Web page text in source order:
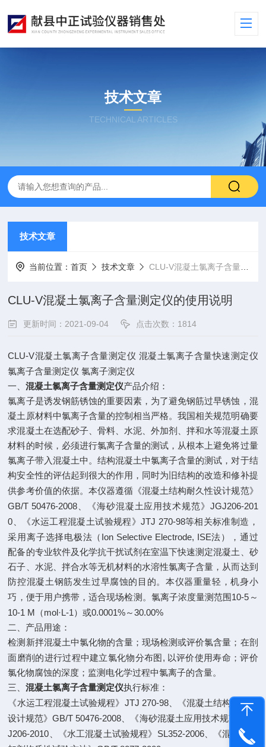
技术文章
TECHNICAL ARTICLES
技术文章
当前位置：首页 技术文章 CLU-V混凝土氯离子含量测定仪的使用说明
CLU-V混凝土氯离子含量测定仪的使用说明
更新时间：2021-09-04 点击次数：1814
CLU-V混凝土氯离子含量测定仪 混凝土氯离子含量快速测定仪
氯离子含量测定仪 氯离子测定仪
一、混凝土氯离子含量测定仪产品介绍：
氯离子是诱发钢筋锈蚀的重要因素，为了避免钢筋过早锈蚀，混
凝土原材料中氯离子含量的控制相当严格。我国相关规范明确要
求混凝土在选配砂子、骨料、水泥、外加剂、拌和水等混凝土原
材料的时候，必须进行氯离子含量的测试，从根本上避免将过量
氯离子带入混凝土中。结构混凝土中氯离子含量的测试，对于结
构安全性的评估起到很大的作用，同时为旧结构的改造和修补提
供参考价值的依据。本仪器遵循《混凝土结构耐久性设计规范》
GB/T 50476-2008 、《海砂混凝土应用技术规范》 JGJ206-201
0 、《水运工程混凝土试验规程》JTJ 270-98等相关标准制造，
采用离子选择电极法（ Ion Selective Electrode, ISE法），通过
配备的专业软件及化学抗干扰试剂在室温下快速测定混凝土、砂
石子、水泥、拌合水等无机材料的水溶性氯离子含量，从而达到
防控混凝土钢筋发生过早腐蚀的目的。本仪器重量轻，机身小
巧，便于用户携带，适合现场检测。氯离子浓度量测范围 10-5 ～
10-1 M （mol·L-1）或0.0001%～30.00%
二、产品用途：
检测新拌混凝土中氯化物的含量；现场检测或评价氯含量；在剖
面磨削的进行过程中建立氯化物分布图 , 以评价使用寿命；评价
氯化物腐蚀的深度；监测电化学过程中氯离子的含量。
三、混凝土氯离子含量测定仪执行标准：
《水运工程混凝土试验规程》 JTJ 270-98、《混凝土结构耐久性
设计规范》GB/T 50476-2008 、《海砂混凝土应用技术规范》 JG
J206-2010 、《水工混凝土试验规程》 SL352-2006、《混凝土外